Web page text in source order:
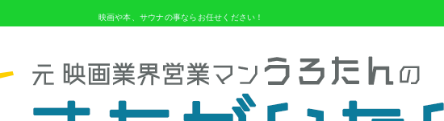
映画や本、サウナの事ならお任せください！